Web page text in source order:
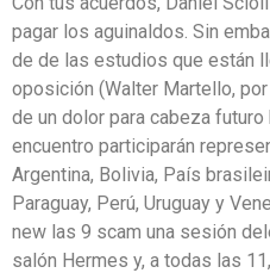
pagar los aguinaldos. Sin
de de las estudios que están
oposición (Walter Martello,
de un dolor para cabeza
encuentro participarán
Argentina, Bolivia, País
Paraguay, Perú, Uruguay y
new las 9 scam una sesión
salón Hermes y, a todas las